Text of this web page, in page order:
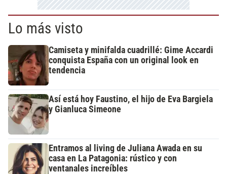
Lo más visto
Camiseta y minifalda cuadrillé: Gime Accardi
conquista España con un original look en
tendencia
Así está hoy Faustino, el hijo de Eva Bargiela
y Gianluca Simeone
Entramos al living de Juliana Awada en su
casa en La Patagonia: rústico y con
ventanales increíbles